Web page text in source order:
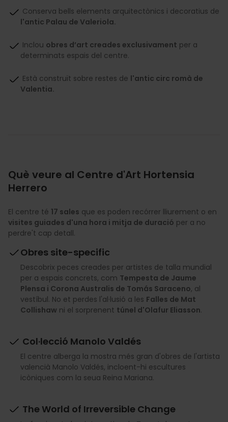
Conserva bells elements arquitectònics i decoratius de
l'antic Palau de Valeriola.
Inclou obres d’art creades exclusivament per a
determinats espais del centre.
Està construït sobre restes de l'antic circ romà de
Valentia.
Què veure al Centre d'Art Hortensia
Herrero
El centre té 17 sales que es poden recórrer lliurement o en
visites guiades d'una hora i mitja de duració per a no
perdre't cap detall.
Obres site-specific
Descobrix peces creades per artistes de talla mundial
per a espais concrets, com Tempesta de Jaume
Plensa i Corona Australis de Tomás Saraceno, al
vestíbul. No et perdes l'al·lusió a les Falles de Mat
Collishaw ni el sorprenent túnel d'Olafur Eliasson.
Col·lecció Manolo Valdés
El centre alberga la mostra més gran d'obres de l'artista
valencià Manolo Valdés, incloent-hi escultures
icòniques com la seua Reina Mariana.
The World of Irreversible Change